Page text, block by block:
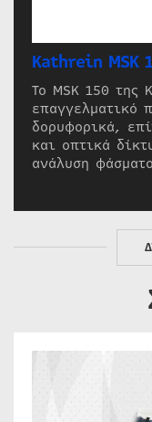
Kathrein MSK
Το MSK 150 της
επαγγελματικό
δορυφορικά,
και οπτικά
ανάλυση